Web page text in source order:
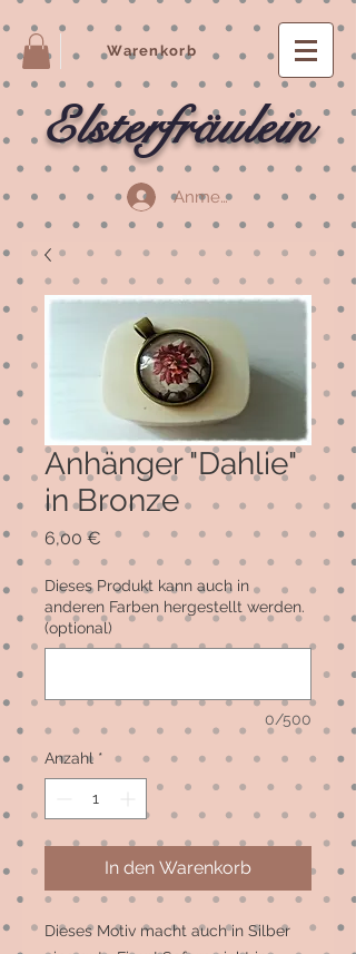
Warenkorb
Elsterfräulein
Anmelden
Anhänger "Dahlie"
in Bronze
6,00 € Preis
Dieses Produkt kann auch in
anderen Farben hergestellt werden.
(optional)
0/500
Anzahl *
In den Warenkorb
Dieses Motiv macht auch in Silber